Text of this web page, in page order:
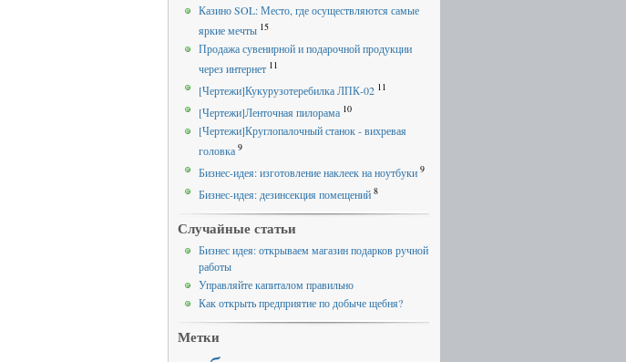
Казино SOL: Место, где осуществляются самые
яркие мечты 15
Продажа сувенирной и подарочной продукции
через интернет 11
[Чертежи]Кукурузотеребилка ЛПК-02 11
[Чертежи]Ленточная пилорама 10
[Чертежи]Круглопалочный станок - вихревая
головка 9
Бизнес-идея: изготовление наклеек на ноутбуки 9
Бизнес-идея: дезинсекция помещений 8
Случайные статьи
Бизнес идея: открываем магазин подарков ручной
работы
Управляйте капиталом правильно
Как открыть предприятие по добыче щебня?
Метки